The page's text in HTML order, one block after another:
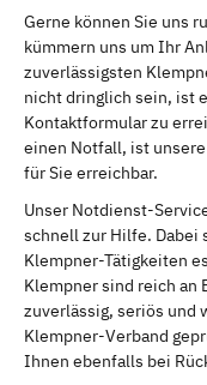
Gerne können Sie uns
kümmern uns um Ihr
zuverlässigsten
nicht dringlich sein, ist
Kontaktformular zu
einen Notfall, ist
für Sie erreichbar.
Unser Notdienst-
schnell zur Hilfe. Dabei
Klempner-Tätigkeiten
Klempner sind reich an
zuverlässig, seriös und
Klempner-Verband
Ihnen ebenfalls bei